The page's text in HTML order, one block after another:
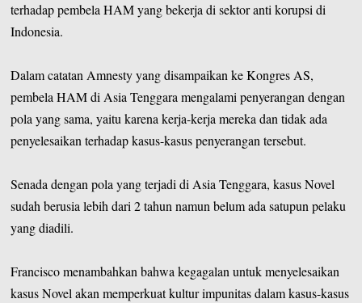
terhadap pembela HAM yang bekerja di sektor anti korupsi di
Indonesia.
Dalam catatan Amnesty yang disampaikan ke Kongres AS,
pembela HAM di Asia Tenggara mengalami penyerangan dengan
pola yang sama, yaitu karena kerja-kerja mereka dan tidak ada
penyelesaikan terhadap kasus-kasus penyerangan tersebut.
Senada dengan pola yang terjadi di Asia Tenggara, kasus Novel
sudah berusia lebih dari 2 tahun namun belum ada satupun pelaku
yang diadili.
Francisco menambahkan bahwa kegagalan untuk menyelesaikan
kasus Novel akan memperkuat kultur impunitas dalam kasus-kasus